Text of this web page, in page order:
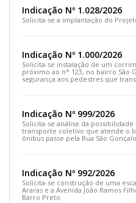
Indicação Nº 1.028/2026
Solicita-se a implantação do
Indicação Nº 1.000/2026
Solicita-se instalação de um
próximo ao n° 123, no bairro São
segurança aos pedestres que
Indicação Nº 999/2026
Solicita-se análise da
transporte coletivo que atende o
ônibus passe pela Rua São
Indicação Nº 992/2026
Solicita-se construção de uma
Araras e a Avenida João Ramos
Barro Preto